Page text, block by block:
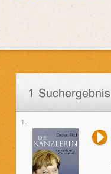
1 Suchergebnis